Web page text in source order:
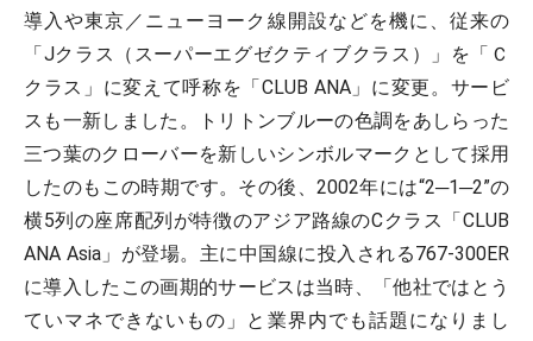
導入や東京／ニューヨーク線開設などを機に、従来の
「Jクラス（スーパーエグゼクティブクラス）」を「Ｃ
クラス」に変えて呼称を「CLUB ANA」に変更。サービ
スも一新しました。トリトンブルーの色調をあしらった
三つ葉のクローバーを新しいシンボルマークとして採用
したのもこの時期です。その後、2002年には“2─1─2”の
横5列の座席配列が特徴のアジア路線のCクラス「CLUB
ANA Asia」が登場。主に中国線に投入される767‐300ER
に導入したこの画期的サービスは当時、「他社ではとう
ていマネできないもの」と業界内でも話題になりまし